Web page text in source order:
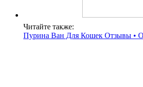
Читайте также:
Пурина Ван Для Кошек Отзывы •